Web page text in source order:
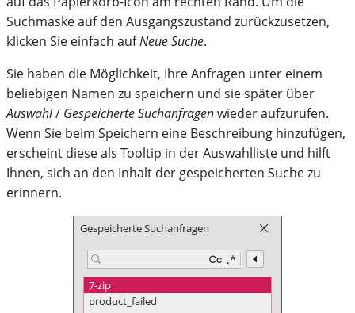
Suchmaske auf den Ausgangszustand zurückzusetzen,
klicken Sie einfach aufNeue Suche.
Sie haben die Möglichkeit, Ihre Anfragen unter einem
beliebigen Namen zu speichern und sie später über
Auswahl/ Gespeicherte Suchanfragenwieder aufzurufen.
Wenn Sie beim Speichern eine Beschreibung hinzufügen,
erscheint diese als Tooltip in der Auswahlliste und hilft
Ihnen, sich an den Inhalt der gespeicherten Suche zu
erinnern.